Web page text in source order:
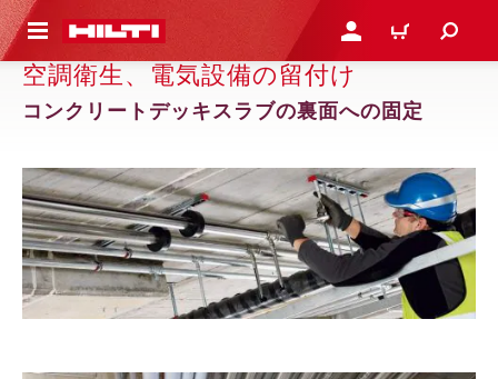
内容を表示 ログイン・新規オンライ
カート
空調衛生、電気設備の留付け
コンクリートデッキスラブの裏面への固定